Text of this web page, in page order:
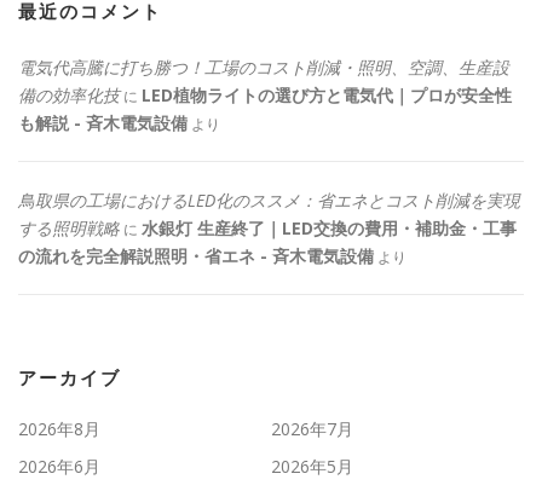
最近のコメント
電気代高騰に打ち勝つ！工場のコスト削減・照明、空調、生産設
備の効率化技に LED植物ライトの選び方と電気代｜プロが安全性
も解説 - 斉木電気設備 より
鳥取県の工場におけるLED化のススメ：省エネとコスト削減を実現
する照明戦略 に 水銀灯 生産終了｜LED交換の費用・補助金・工事
の流れを完全解説照明・省エネ - 斉木電気設備 より
アーカイブ
2026年8月
2026年7月
2026年6月
2026年5月